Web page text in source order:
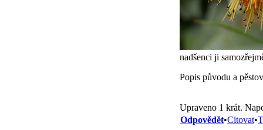
nadšenci ji
Popis původu a
Upraveno 1 krát.
Odpovědět•Citovat•